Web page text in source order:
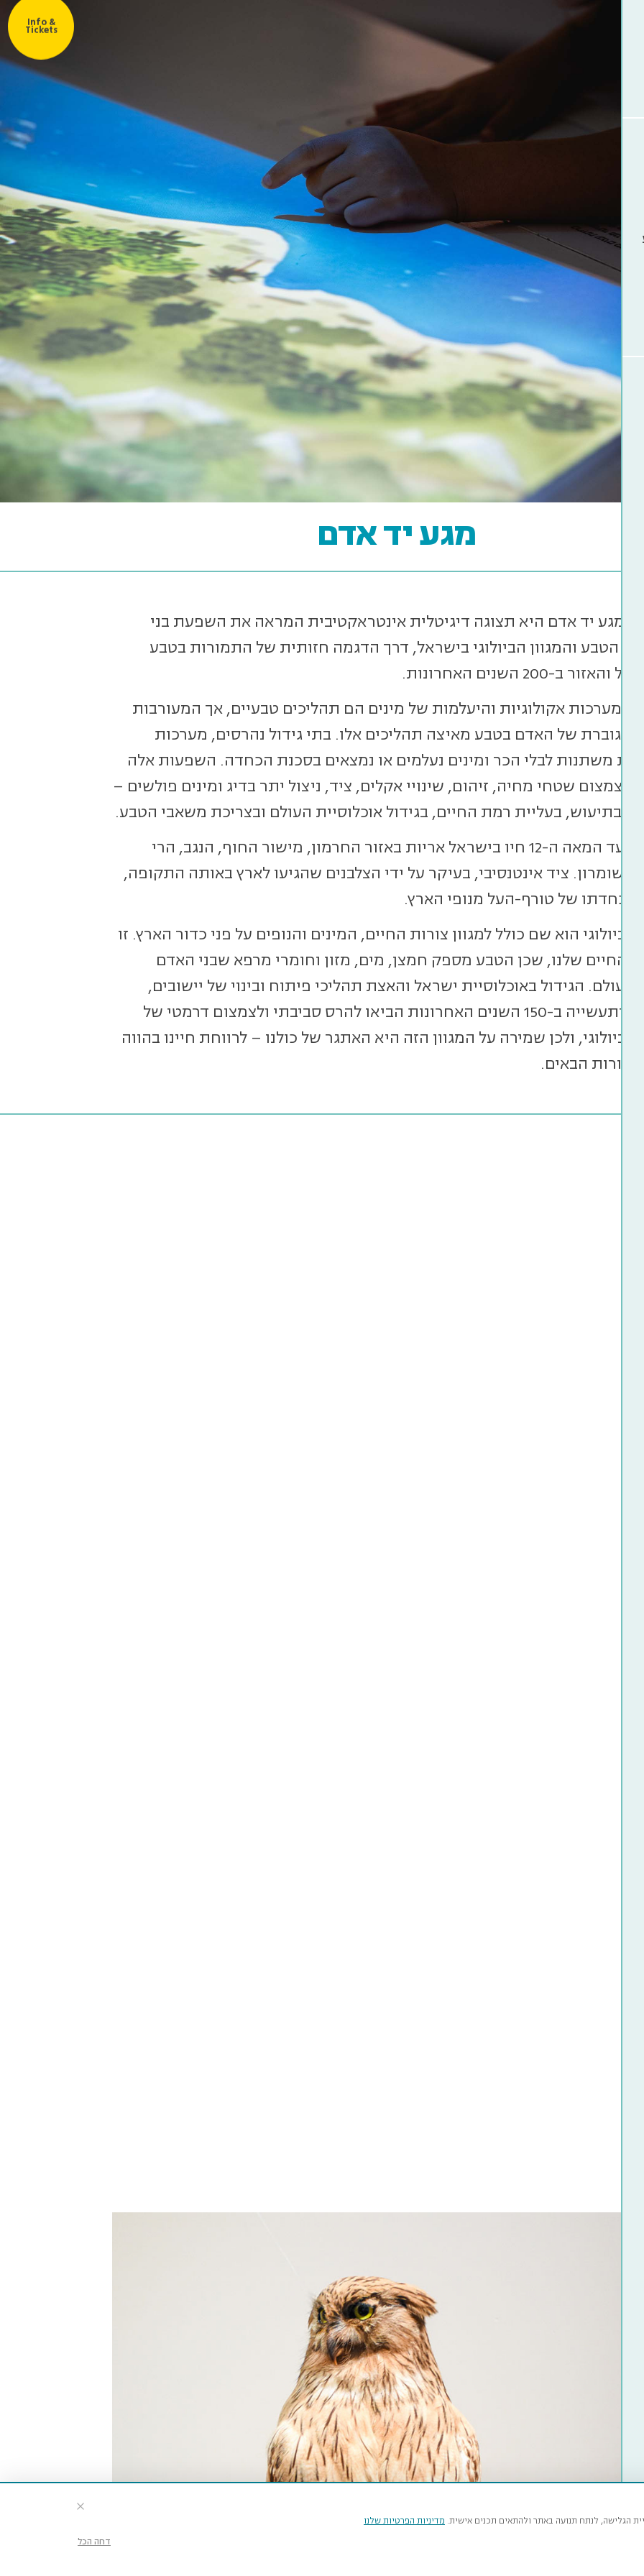
Info &
Tickets
מגע יד אדם
מגע יד אדם היא תצוגה דיגיטלית אינטראקטיבית המראה את השפעת בני
על הטבע והמגוון הביולוגי בישראל, דרך הדגמה חזותית של התמורות בטבע
ב-200 השנים האחרונות.
במערכות אקולוגיות והיעלמות של מינים הם תהליכים טבעיים, אך המעורבות
וגוברת של האדם בטבע מאיצה תהליכים אלו. בתי גידול נהרסים, מערכות
משתנות לבלי הכר ומינים נעלמים או נמצאים בסכנת הכחדה. השפעות אלה
מצמצום שטחי מחיה, זיהום, שינויי אקלים, ציד, ניצול יתר בדיג ומינים פולשים –
בתיעוש, בעליית רמת החיים, בגידול אוכלוסיית העולם ובצריכת משאבי הטבע.
לדוגמה, עד המאה ה-12 חיו בישראל אריות באזור החרמון, מישור החוף, הנגב, הרי
והשומרון. ציד אינטנסיבי, בעיקר על ידי הצלבנים שהגיעו לארץ באותה התקופה,
להכחדתו של טורף-העל מנופי הארץ.
הביולוגי הוא שם כולל למגוון צורות החיים, המינים והנופים על פני כדור הארץ. זו
החיים שלנו, שכן הטבע מספק חמצן, מים, מזון וחומרי מרפא שבני האדם
בעולם. הגידול באוכלוסיית ישראל והאצת תהליכי פיתוח ובינוי של יישובים,
חקלאות ותעשייה ב-150 השנים האחרונות הביאו להרס סביבתי ולצמצום דרמטי של
הביולוגי, ולכן שמירה על המגוון הזה היא האתגר של כולנו – לרווחת חיינו בהווה
הדורות הבאים.
הגלישה, לנתח תנועה באתר ולהתאים תכנים אישית. מדיניות הפרטיות שלנו
דחה הכל